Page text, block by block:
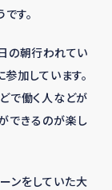
す。
の朝行われてい
加しています。
で働く人などが
できるのが楽し
ンをしていた大